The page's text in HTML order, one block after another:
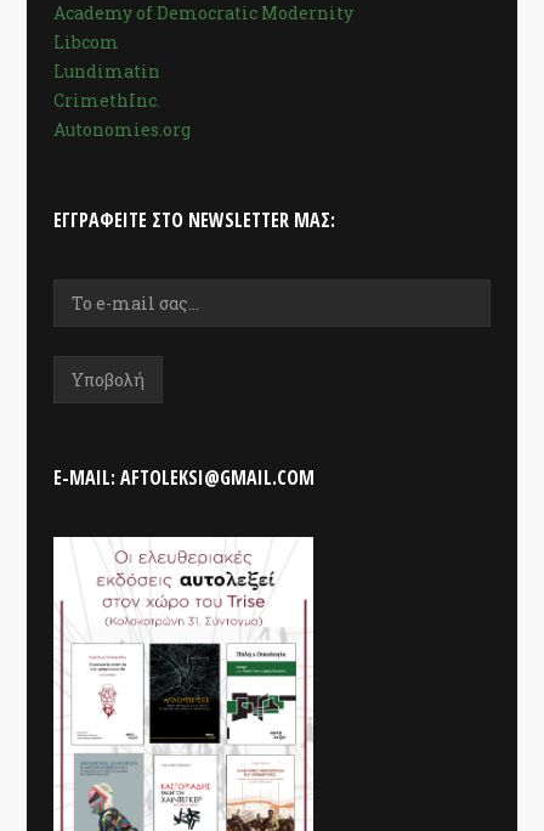
Academy of Democratic Modernity
Libcom
Lundimatin
CrimethInc.
Autonomies.org
ΕΓΓΡΑΦΕΊΤΕ ΣΤΟ NEWSLETTER ΜΑΣ:
E-MAIL: AFTOLEKSI@GMAIL.COM